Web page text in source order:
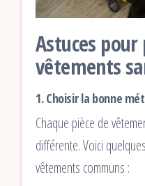
Astuces
vêtements
1. Choisir la bonne
Chaque pièce de
différente. Voici
vêtements communs :